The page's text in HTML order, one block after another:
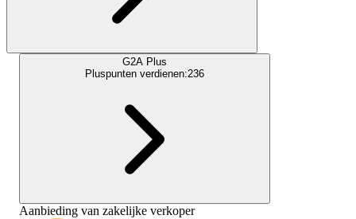
G2A Plus
Pluspunten verdienen:236
Aanbieding van zakelijke verkoper